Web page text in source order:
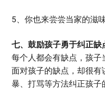
5、你也来尝尝当家的滋
七、鼓励孩子勇于纠正缺
每个人都会有缺点，孩
面对孩子的缺点，却很有
暴、打骂等方法纠正孩